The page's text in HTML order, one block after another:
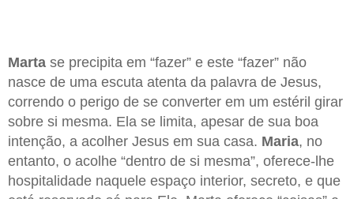
Marta se precipita em “fazer” e este “fazer” não
nasce de uma escuta atenta da palavra de Jesus,
correndo o perigo de se converter em um estéril girar
sobre si mesma. Ela se limita, apesar de sua boa
intenção, a acolher Jesus em sua casa. Maria, no
entanto, o acolhe “dentro de si mesma”, oferece-lhe
hospitalidade naquele espaço interior, secreto, e que